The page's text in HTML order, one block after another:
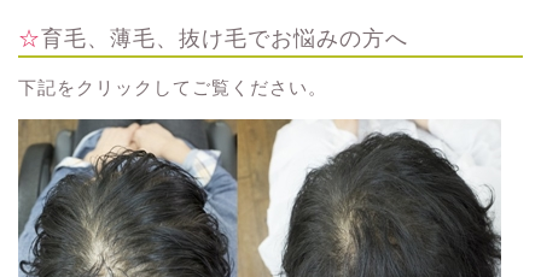
☆育毛、薄毛、抜け毛でお悩みの方へ
下記をクリックしてご覧ください。